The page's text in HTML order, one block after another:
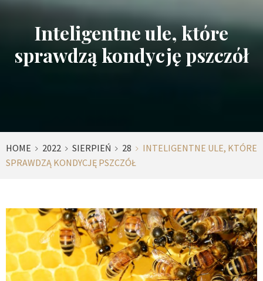
Inteligentne ule, które
sprawdzą kondycję pszczół
HOME 2022 SIERPIEŃ 28
INTELIGENTNE ULE, KTÓRE
SPRAWDZĄ KONDYCJĘ PSZCZÓŁ